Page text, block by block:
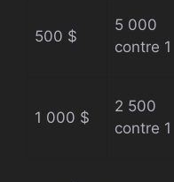
500 $
5 000
contre 1
1 000 $
2 500
contre 1